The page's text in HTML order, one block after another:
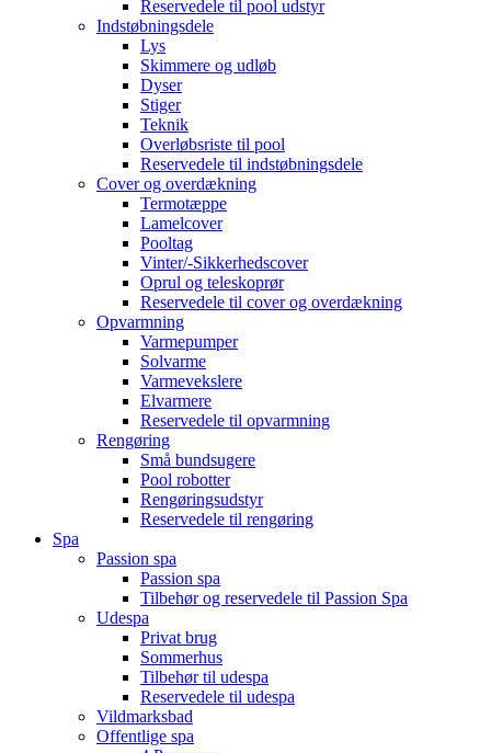
Reservedele til pool udstyr
Indstøbningsdele
Lys
Skimmere og udløb
Dyser
Stiger
Teknik
Overløbsriste til pool
Reservedele til indstøbningsdele
Cover og overdækning
Termotæppe
Lamelcover
Pooltag
Vinter/-Sikkerhedscover
Oprul og teleskoprør
Reservedele til cover og overdækning
Opvarmning
Varmepumper
Solvarme
Varmevekslere
Elvarmere
Reservedele til opvarmning
Rengøring
Små bundsugere
Pool robotter
Rengøringsudstyr
Reservedele til rengøring
Spa
Passion spa
Passion spa
Tilbehør og reservedele til Passion Spa
Udespa
Privat brug
Sommerhus
Tilbehør til udespa
Reservedele til udespa
Vildmarksbad
Offentlige spa